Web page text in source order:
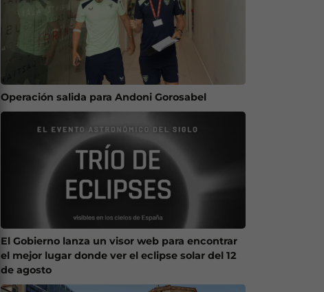
Operación salida para Andoni Gorosabel
El Gobierno lanza un visor web para encontrar
el mejor lugar donde ver el eclipse solar del 12
de agosto